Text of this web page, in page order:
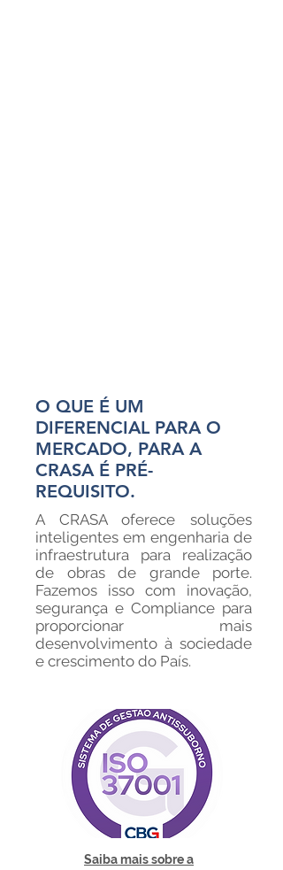
O QUE É UM
DIFERENCIAL PARA O
MERCADO, PARA A
CRASA É PRÉ-
REQUISITO.
A CRASA oferece soluções
inteligentes em engenharia de
infraestrutura para realização
de obras de grande porte.
Fazemos isso com inovação,
segurança e Compliance para
proporcionar mais
desenvolvimento à sociedade
e crescimento do País.
Saiba mais sobre a